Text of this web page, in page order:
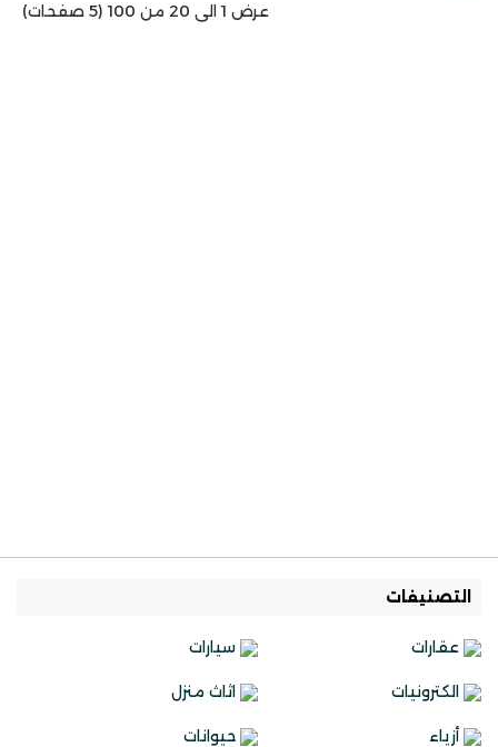
عرض 1 الى 20 من 100 (5 صفحات)
التصنيفات
عقارات سيارات
الكترونيات اثاث منزل
أزياء حيوانات